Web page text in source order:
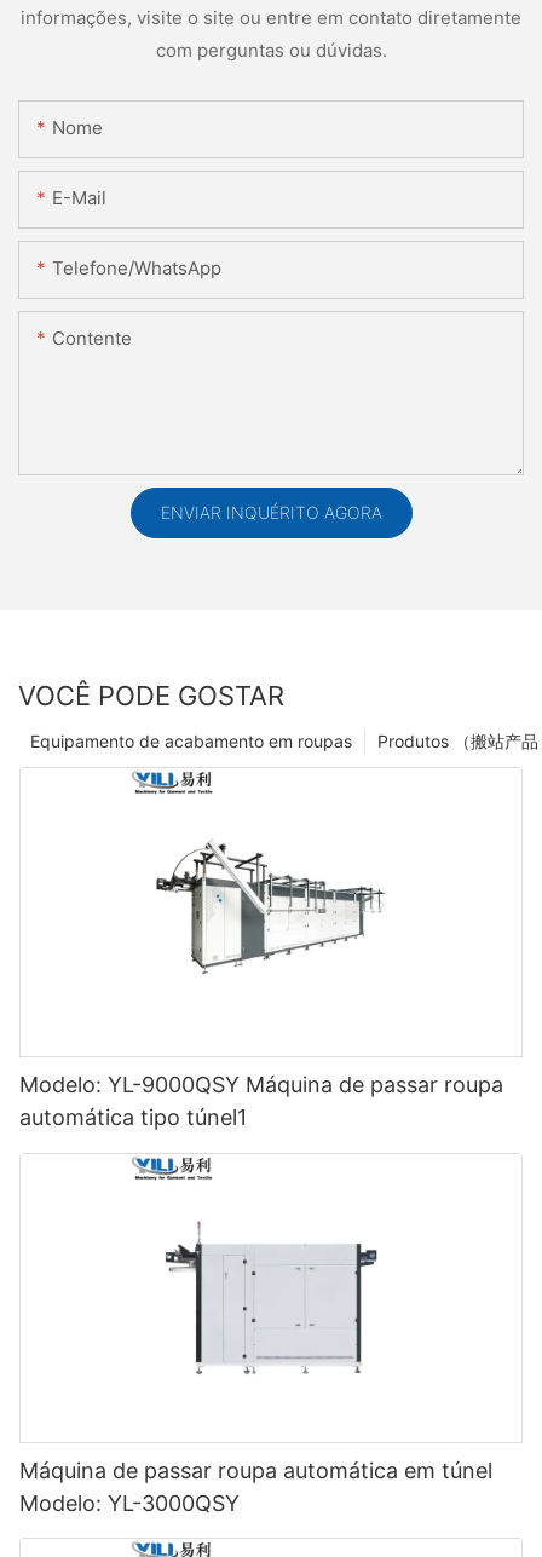
informações, visite o site ou entre em contato diretamente
com perguntas ou dúvidas.
Nome
E-Mail
Telefone/WhatsApp
Contente
ENVIAR INQUÉRITO AGORA
VOCÊ PODE GOSTAR
Equipamento de acabamento em roupas
Modelo: YL-9000QSY Máquina de passar roupa
automática tipo túnel1
Máquina de passar roupa automática em túnel
Modelo: YL-3000QSY